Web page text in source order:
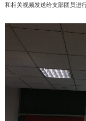
和相关视频发送给支部团员进